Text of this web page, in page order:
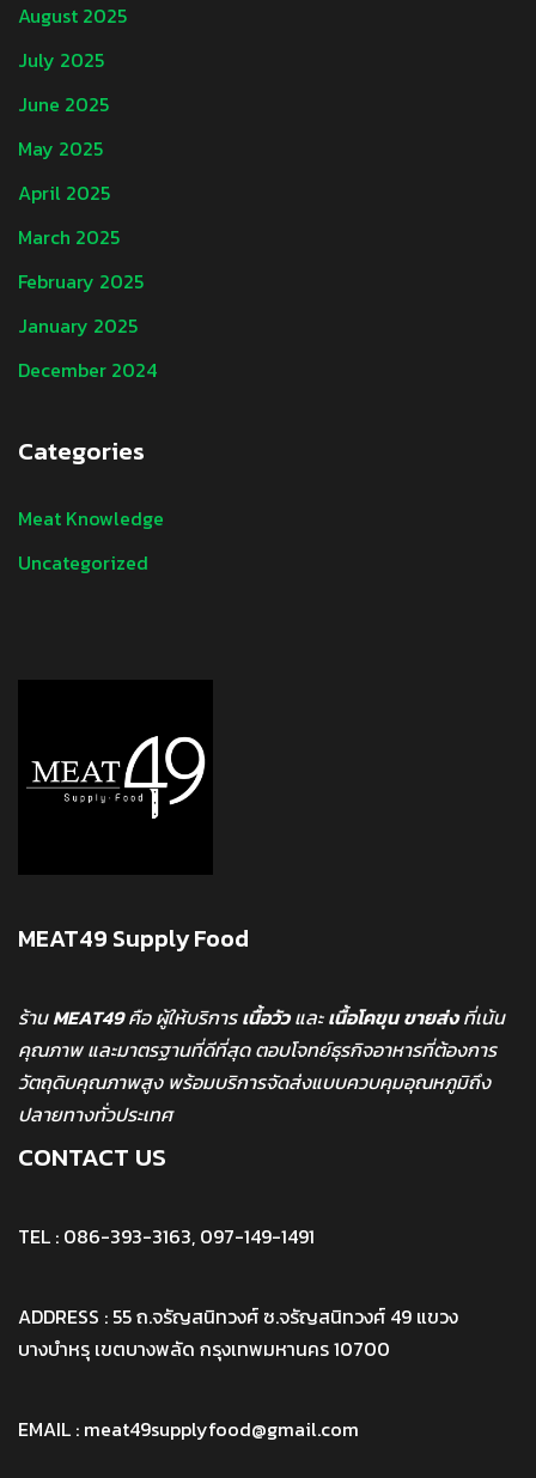
August 2025
July 2025
June 2025
May 2025
April 2025
March 2025
February 2025
January 2025
December 2024
Categories
Meat Knowledge
Uncategorized
MEAT49 Supply Food
ร้านMEAT49คือ ผู้ให้บริการเนื้อวัวและเนื้อโคขุน ขายส่งที่เน้น
คุณภาพ และมาตรฐานที่ดีที่สุด ตอบโจทย์ธุรกิจอาหารที่ต้องการ
วัตถุดิบคุณภาพสูง พร้อมบริการจัดส่งแบบควบคุมอุณหภูมิถึง
ปลายทางทั่วประเทศ
CONTACT US
TEL : 086-393-3163, 097-149-1491
ADDRESS : 55 ถ.จรัญสนิทวงศ์ ซ.จรัญสนิทวงศ์ 49 แขวง
บางบำหรุ เขตบางพลัด กรุงเทพมหานคร 10700
EMAIL : meat49supplyfood@gmail.com